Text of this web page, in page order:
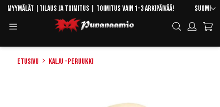
Skip
Content
Kieli
Suomi
Myymälät Tilaus ja toimitus | Toimitus vain 1-3 arkipäivää!
Hae
Etusivu Kalju -peruukki